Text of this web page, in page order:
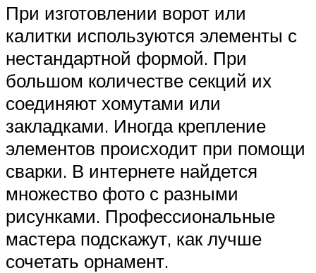
При изготовлении ворот или
калитки используются элементы с
нестандартной формой. При
большом количестве секций их
соединяют хомутами или
закладками. Иногда крепление
элементов происходит при помощи
сварки. В интернете найдется
множество фото с разными
рисунками. Профессиональные
мастера подскажут, как лучше
сочетать орнамент.